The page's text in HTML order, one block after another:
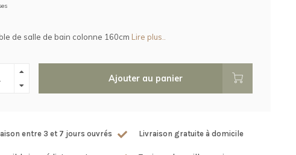
de salle de bain colonne 160cm Lire plus..
Ajouter au panier
entre 3 et 7 jours ouvrés Livraison gratuite à domicile